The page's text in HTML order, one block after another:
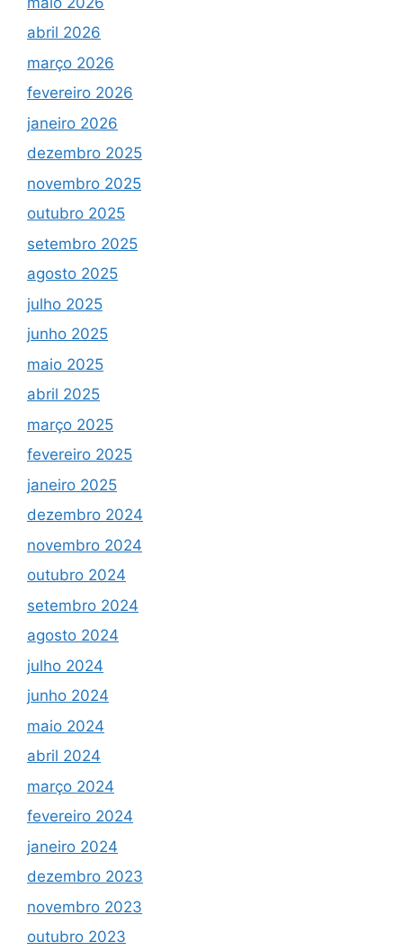
abril 2026
março 2026
fevereiro 2026
janeiro 2026
dezembro 2025
novembro 2025
outubro 2025
setembro 2025
agosto 2025
julho 2025
junho 2025
maio 2025
abril 2025
março 2025
fevereiro 2025
janeiro 2025
dezembro 2024
novembro 2024
outubro 2024
setembro 2024
agosto 2024
julho 2024
junho 2024
maio 2024
abril 2024
março 2024
fevereiro 2024
janeiro 2024
dezembro 2023
novembro 2023
outubro 2023